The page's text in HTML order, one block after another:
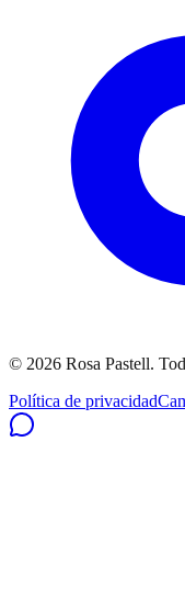
© 2026 Rosa Pastell.
Política de privacidad